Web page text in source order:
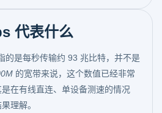
代表什么
的是每秒传输约 93 兆比特，并不是
的宽带来说，这个数值已经非常
在有线直连、单设备测速的情况
理解。